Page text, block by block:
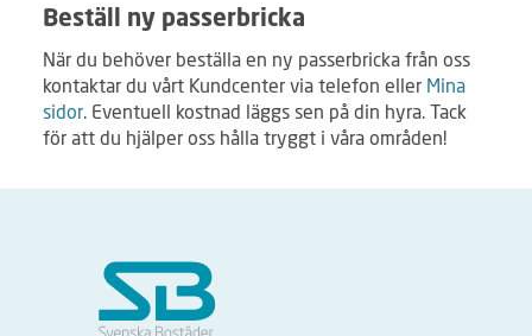
Beställ ny passerbricka
När du behöver beställa en ny passerbricka från oss
kontaktar du vårt Kundcenter via telefon eller Mina
sidor. Eventuell kostnad läggs sen på din hyra. Tack
för att du hjälper oss hålla tryggt i våra områden!